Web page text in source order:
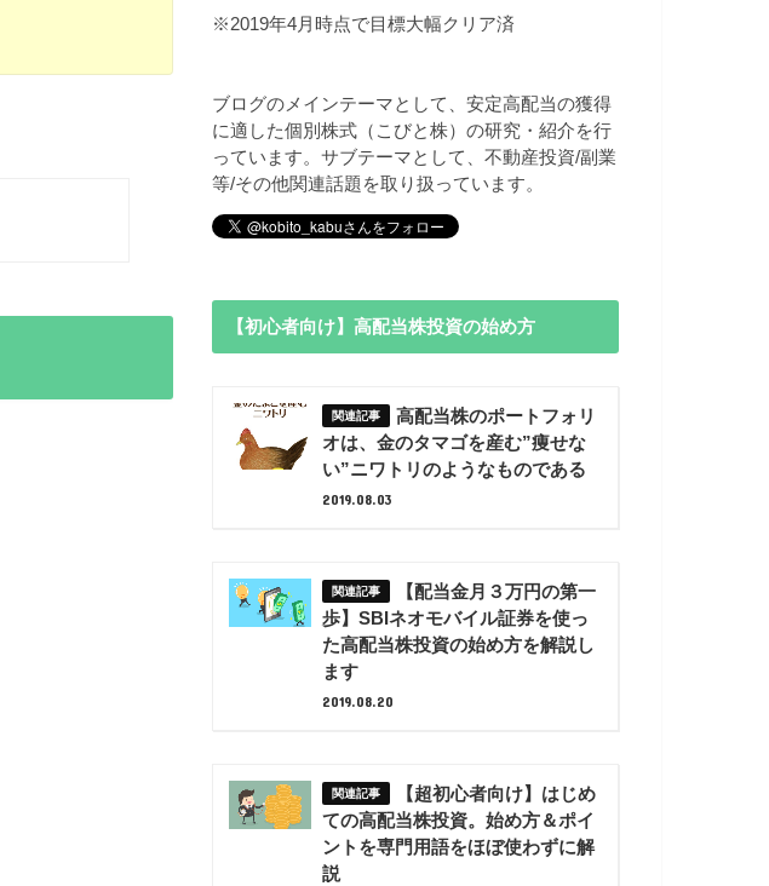
※2019年4月時点で目標大幅クリア済
ブログのメインテーマとして、安定高配当の獲得
に適した個別株式（こびと株）の研究・紹介を行
っています。サブテーマとして、不動産投資/副業
等/その他関連話題を取り扱っています。
【初心者向け】高配当株投資の始め方
高配当株のポートフォリ
オは、金のタマゴを産む”痩せな
い”ニワトリのようなものである
2019.08.03
【配当金月３万円の第一
歩】SBIネオモバイル証券を使っ
た高配当株投資の始め方を解説し
ます
2019.08.20
【超初心者向け】はじめ
ての高配当株投資。始め方＆ポイ
ントを専門用語をほぼ使わずに解
説